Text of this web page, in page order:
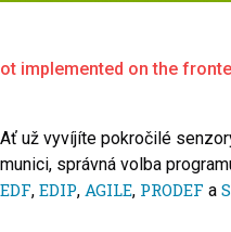
implemented on the
Ať už vyvíjíte pokročilé
munici, správná volba
EDF, EDIP, AGILE, PRODEF a